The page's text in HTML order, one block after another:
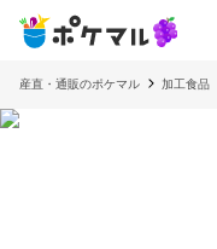
産直・通販のポケマル 加工食品